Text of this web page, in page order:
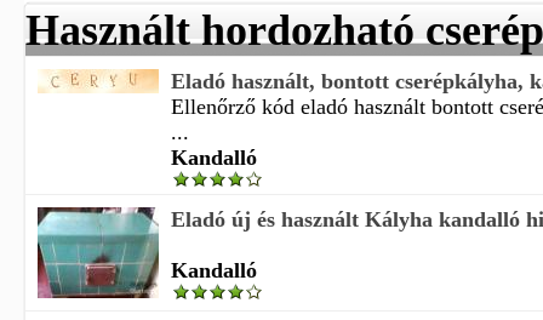
Használt hordozható
Eladó használt, bontott cserépkályha,
Ellenőrző kód eladó használt bontott
...
Kandalló
Eladó új és használt Kályha kandalló
Kandalló